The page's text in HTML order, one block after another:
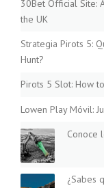
30Bet Official Site:
the UK
Strategia Pirots 5:
Hunt?
Pirots 5 Slot: How
Lowen Play Móvil:
Conoce
¿Sabes